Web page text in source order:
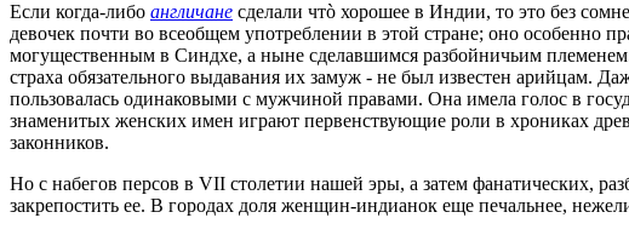
Если когда-либо англичане сделали чтò хорошее в Индии, то это без
девочек почти во всеобщем употреблении в этой стране; оно особенно
могущественным в Синдхе, а ныне сделавшимся разбойничьим
страха обязательного выдавания их замуж - не был известен арийцам.
пользовалась одинаковыми с мужчиной правами. Она имела голос в
знаменитых женских имен играют первенствующие роли в хрониках
законников.
Но с набегов персов в VII столетии нашей эры, а затем фанатических,
закрепостить ее. В городах доля женщин-индианок еще печальнее,